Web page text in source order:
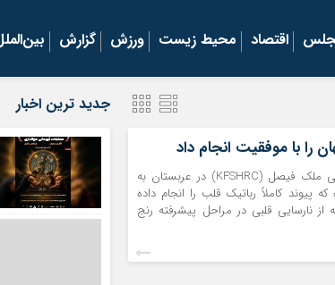
اقتصاد محیط زیست ورزش گزارش
را با موفقیت انجام داد
موکریان آنلاین | بیمارستان تخصصی و مرکز تحقیقاتی ملک فیصل (KFSHRC) در عربستان به
پیوند کاملاً رباتیک قلب را انجام داده
با موفقیت روی یک بیمار ۱۶ ساله که از نارسایی قلبی در مراحل پیشرفته رنج
جدید ترین اخبار